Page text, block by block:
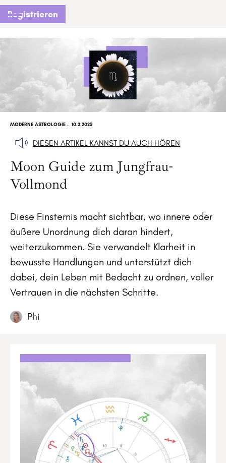
Registrieren
MODERNE ASTROLOGIE . 10.3.2025
DIESEN ARTIKEL KANNST DU AUCH HÖREN
Moon Guide zum Jungfrau-
Vollmond
Diese Finsternis macht sichtbar, wo innere oder
äußere Unordnung dich daran hindert,
weiterzukommen. Sie verwandelt Klarheit in
bewusste Handlungen und unterstützt dich
dabei, dein Leben mit Bedacht zu ordnen, voller
Vertrauen in die nächsten Schritte.
Phi